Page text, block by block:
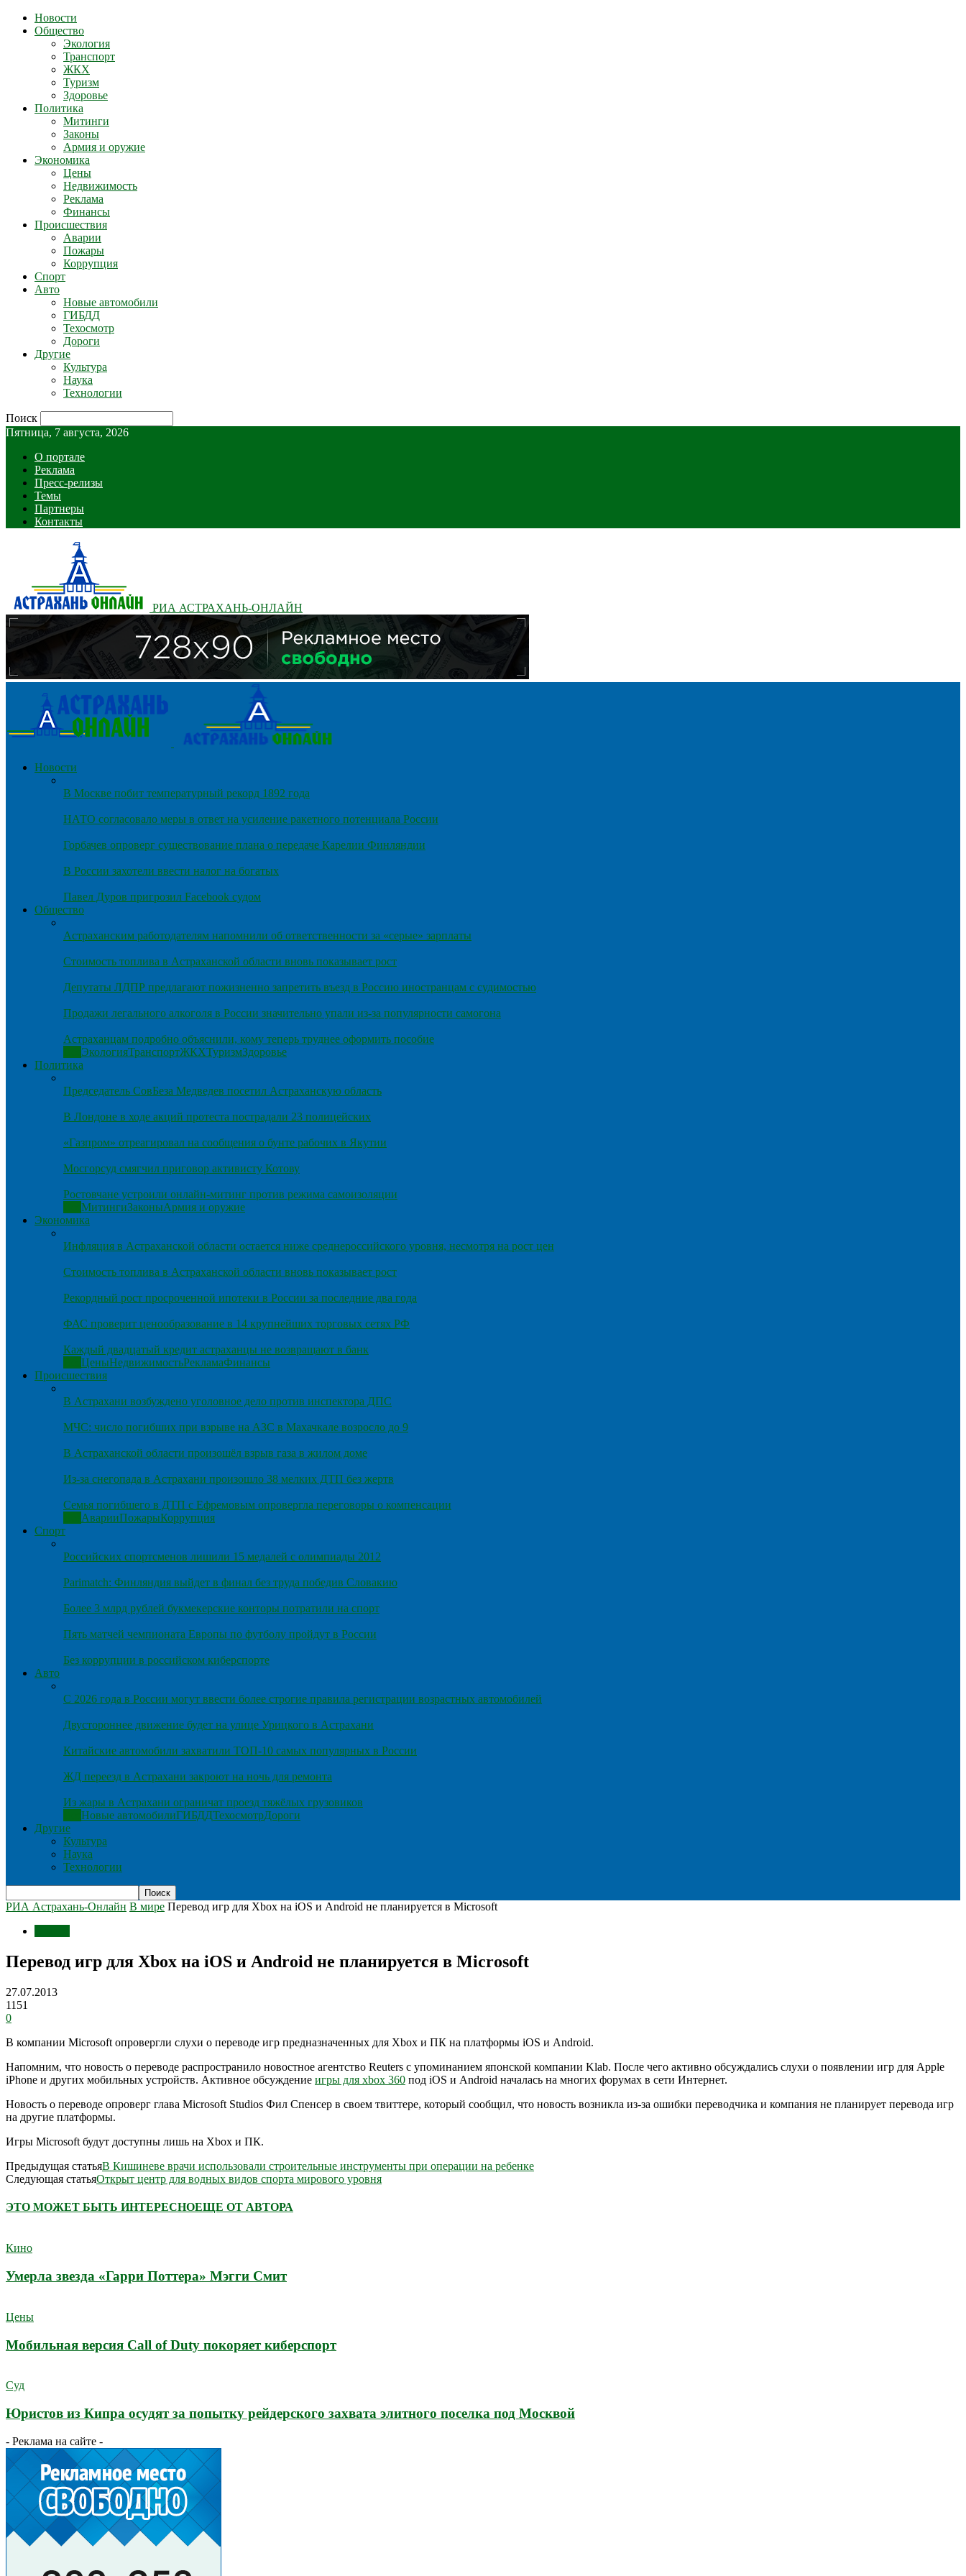
Новости
Общество
Экология
Транспорт
ЖКХ
Туризм
Здоровье
Политика
Митинги
Законы
Армия и оружие
Экономика
Цены
Недвижимость
Реклама
Финансы
Происшествия
Аварии
Пожары
Коррупция
Спорт
Авто
Новые автомобили
ГИБДД
Техосмотр
Дороги
Другие
Культура
Наука
Технологии
Поиск
Пятница, 7 августа, 2026
О портале
Реклама
Пресс-релизы
Темы
Партнеры
Контакты
РИА АСТРАХАНЬ-ОНЛАЙН
Новости
В Москве побит температурный рекорд 1892 года
НАТО согласовало меры в ответ на усиление ракетного потенциала России
Горбачев опроверг существование плана о передаче Карелии Финляндии
В России захотели ввести налог на богатых
Павел Дуров пригрозил Facebook судом
Общество
Астраханским работодателям напомнили об ответственности за «серые» зарплаты
Стоимость топлива в Астраханской области вновь показывает рост
Депутаты ЛДПР предлагают пожизненно запретить въезд в Россию иностранцам с судимостью
Продажи легального алкоголя в России значительно упали из-за популярности самогона
Астраханцам подробно объяснили, кому теперь труднее оформить пособие
ЭкологияТранспортЖКХТуризмЗдоровье
Политика
Председатель СовБеза Медведев посетил Астраханскую область
В Лондоне в ходе акций протеста пострадали 23 полицейских
«Газпром» отреагировал на сообщения о бунте рабочих в Якутии
Мосгорсуд смягчил приговор активисту Котову
Ростовчане устроили онлайн-митинг против режима самоизоляции
МитингиЗаконыАрмия и оружие
Экономика
Инфляция в Астраханской области остается ниже среднероссийского уровня, несмотря на рост цен
Стоимость топлива в Астраханской области вновь показывает рост
Рекордный рост просроченной ипотеки в России за последние два года
ФАС проверит ценообразование в 14 крупнейших торговых сетях РФ
Каждый двадцатый кредит астраханцы не возвращают в банк
ЦеныНедвижимостьРекламаФинансы
Происшествия
В Астрахани возбуждено уголовное дело против инспектора ДПС
МЧС: число погибших при взрыве на АЗС в Махачкале возросло до 9
В Астраханской области произошёл взрыв газа в жилом доме
Из-за снегопада в Астрахани произошло 38 мелких ДТП без жертв
Семья погибшего в ДТП с Ефремовым опровергла переговоры о компенсации
АварииПожарыКоррупция
Спорт
Российских спортсменов лишили 15 медалей с олимпиады 2012
Parimatch: Финляндия выйдет в финал без труда победив Словакию
Более 3 млрд рублей букмекерские конторы потратили на спорт
Пять матчей чемпионата Европы по футболу пройдут в России
Без коррупции в российском киберспорте
Авто
С 2026 года в России могут ввести более строгие правила регистрации возрастных автомобилей
Двустороннее движение будет на улице Урицкого в Астрахани
Китайские автомобили захватили ТОП-10 самых популярных в России
ЖД переезд в Астрахани закроют на ночь для ремонта
Из жары в Астрахани ограничат проезд тяжёлых грузовиков
Новые автомобилиГИБДДТехосмотрДороги
Другие
Культура
Наука
Технологии
РИА Астрахань-Онлайн В мире Перевод игр для Xbox на iOS и Android не планируется в Microsoft
Перевод игр для Xbox на iOS и Android не планируется в Microsoft
27.07.2013
1151
0
В компании Microsoft опровергли слухи о переводе игр предназначенных для Xbox и ПК на платформы iOS и Android.
Напомним, что новость о переводе распространило новостное агентство Reuters с упоминанием японской компании Klab. После чего активно обсуждались слухи о появлении игр для Apple
iPhone и других мобильных устройств. Активное обсуждение игры для xbox 360 под iOS и Android началась на многих форумах в сети Интернет.
Новость о переводе опроверг глава Microsoft Studios Фил Спенсер в своем твиттере, который сообщил, что новость возникла из-за ошибки переводчика и компания не планирует перевода игр
на другие платформы.
Игры Microsoft будут доступны лишь на Xbox и ПК.
Предыдущая статьяВ Кишиневе врачи использовали строительные инструменты при операции на ребенке
Следующая статьяОткрыт центр для водных видов спорта мирового уровня
ЭТО МОЖЕТ БЫТЬ ИНТЕРЕСНОЕЩЕ ОТ АВТОРА
Кино
Умерла звезда «Гарри Поттера» Мэгги Смит
Цены
Мобильная версия Call of Duty покоряет киберспорт
Суд
Юристов из Кипра осудят за попытку рейдерского захвата элитного поселка под Москвой
- Реклама на сайте -